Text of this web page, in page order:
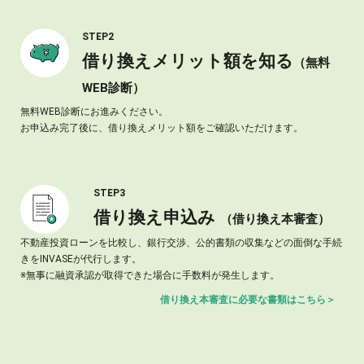
STEP2
借り換えメリット額を知る
（無料
WEB診断）
無料WEB診断にお進みください。
お申込み完了後に、借り換えメリット額をご確認いただけます。
STEP3
借り換え申込み （借り換え本審査）
不動産投資ローンを比較し、銀行交渉、公的書類の収集などの面倒な手続
きをINVASEが代行します。
※無事に融資承認が取得できた場合に手数料が発生します。
借り換え本審査に必要な書類はこちら＞